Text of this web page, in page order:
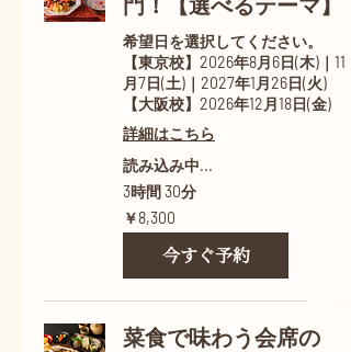
希望日を選択してください。
【東京校】2026年8月6日(木)｜11
月7日(土)｜2027年1月26日(火)
【大阪校】2026年12月18日(金)
詳細はこちら
読み込み中...
3時間 30分
8,300
円
￥8,300
今すぐ予約
菜食で味わう会席の